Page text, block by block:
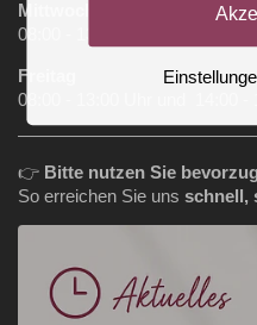
Mittwoch
08:00 - 13:00 Uhr
Freitag
08:00 - 13:00 Uhr und 14:00 -
👉 Bitte nutzen Sie
So erreichen Sie uns schnell,